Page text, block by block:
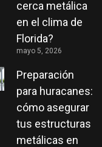
cerca metálica
en el clima de
Florida?
mayo 5, 2026
Preparación
para huracanes:
cómo asegurar
tus estructuras
metálicas en